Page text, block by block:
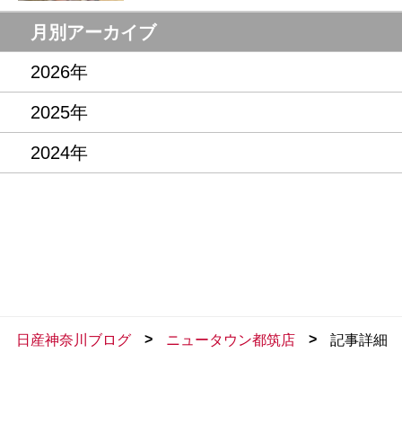
月別アーカイブ
2026年
2025年
2024年
日産神奈川ブログ > ニュータウン都筑店 > 記事詳細